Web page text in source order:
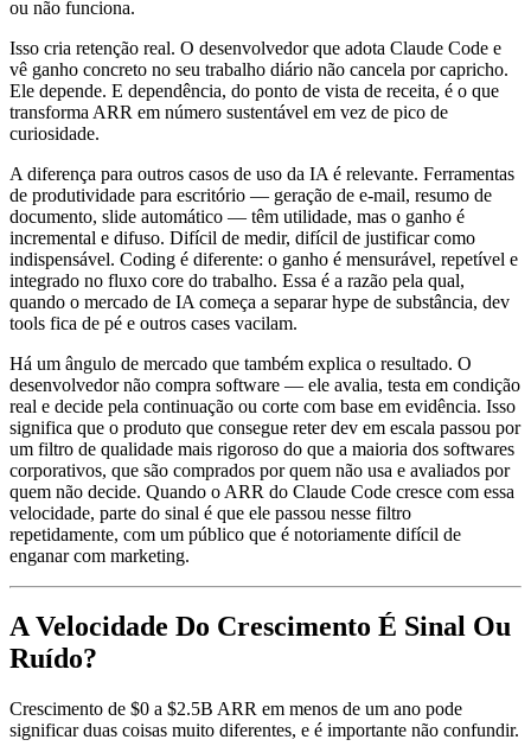
ou não funciona.
Isso cria retenção real. O desenvolvedor que adota Claude Code e
vê ganho concreto no seu trabalho diário não cancela por capricho.
Ele depende. E dependência, do ponto de vista de receita, é o que
transforma ARR em número sustentável em vez de pico de
curiosidade.
A diferença para outros casos de uso da IA é relevante. Ferramentas
de produtividade para escritório — geração de e-mail, resumo de
documento, slide automático — têm utilidade, mas o ganho é
incremental e difuso. Difícil de medir, difícil de justificar como
indispensável. Coding é diferente: o ganho é mensurável, repetível e
integrado no fluxo core do trabalho. Essa é a razão pela qual,
quando o mercado de IA começa a separar hype de substância, dev
tools fica de pé e outros cases vacilam.
Há um ângulo de mercado que também explica o resultado. O
desenvolvedor não compra software — ele avalia, testa em condição
real e decide pela continuação ou corte com base em evidência. Isso
significa que o produto que consegue reter dev em escala passou por
um filtro de qualidade mais rigoroso do que a maioria dos softwares
corporativos, que são comprados por quem não usa e avaliados por
quem não decide. Quando o ARR do Claude Code cresce com essa
velocidade, parte do sinal é que ele passou nesse filtro
repetidamente, com um público que é notoriamente difícil de
enganar com marketing.
A Velocidade Do Crescimento É Sinal Ou
Ruído?
Crescimento de $0 a $2.5B ARR em menos de um ano pode
significar duas coisas muito diferentes, e é importante não confundir.